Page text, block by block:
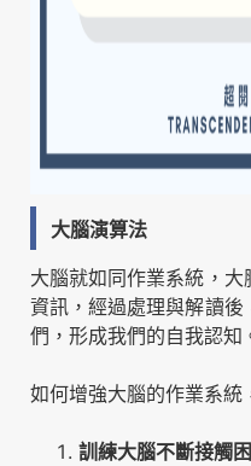
大腦演算法
大腦就如同作業系統，
資訊，經過處理與解讀
們，形成我們的自我認知
如何增強大腦的作業系統
訓練大腦不斷接觸